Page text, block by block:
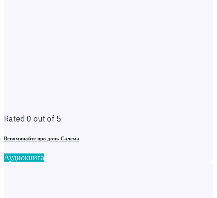
Rated 0 out of 5
Вспоминайте про дочь Салема
Аудиокнига